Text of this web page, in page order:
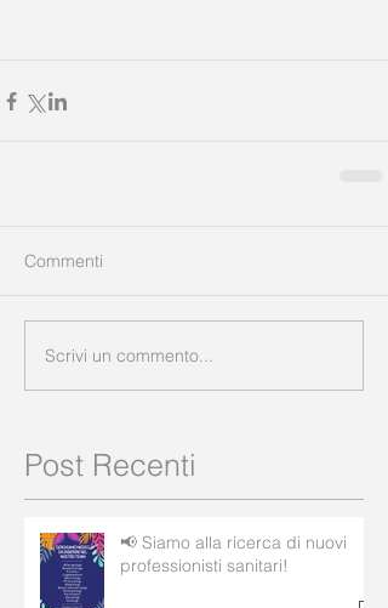
Commenti
Scrivi un commento...
Post Recenti
📢 Siamo alla ricerca di nuovi
professionisti sanitari!